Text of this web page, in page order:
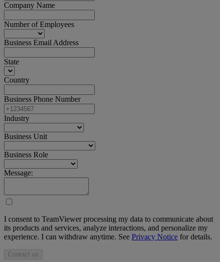
Company Name
Number of Employees
Business Email Address
State
Country
Business Phone Number
Industry
Business Unit
Business Role
Message:
I consent to TeamViewer processing my data to communicate about
its products and services, analyze interactions, and personalize my
experience. I can withdraw anytime. See Privacy Notice for details.
Contact us